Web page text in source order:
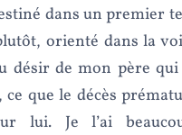
dans un premier
orienté dans la
désir de mon père
ce que le décès
lui. Je l’ai